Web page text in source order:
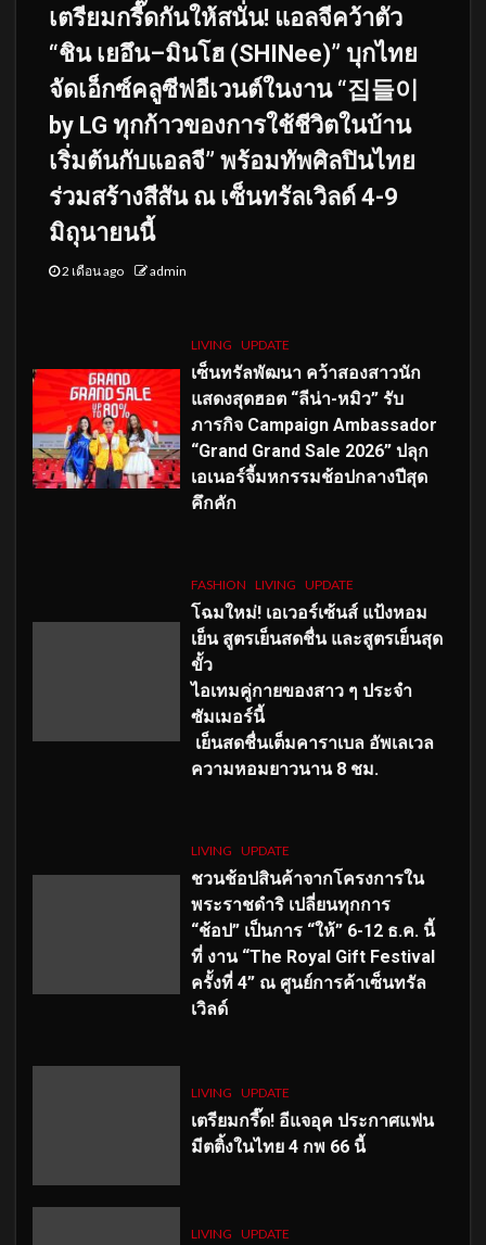
เตรียมกรี๊ดกันให้สนั่น! แอลจีคว้าตัว
“ชิน เยอึน–มินโฮ (SHINee)” บุกไทย
จัดเอ็กซ์คลูซีฟอีเวนต์ในงาน “집들이
by LG ทุกก้าวของการใช้ชีวิตในบ้าน
เริ่มต้นกับแอลจี” พร้อมทัพศิลปินไทย
ร่วมสร้างสีสัน ณ เซ็นทรัลเวิลด์ 4-9
มิถุนายนนี้
2 เดือน ago admin
LIVING UPDATE
เซ็นทรัลพัฒนา คว้าสองสาวนัก
แสดงสุดฮอต “ลีน่า-หมิว” รับ
ภารกิจ Campaign Ambassador
“Grand Grand Sale 2026” ปลุก
เอเนอร์จี้มหกรรมช้อปกลางปีสุด
คึกคัก
FASHION LIVING UPDATE
โฉมใหม่! เอเวอร์เซ้นส์ แป้งหอม
เย็น สูตรเย็นสดชื่น และสูตรเย็นสุด
ขั้ว
ไอเทมคู่กายของสาว ๆ ประจำ
ซัมเมอร์นี้
เย็นสดชื่นเต็มคาราเบล อัพเลเวล
ความหอมยาวนาน 8 ชม.
LIVING UPDATE
ชวนช้อปสินค้าจากโครงการใน
พระราชดำริ เปลี่ยนทุกการ
“ช้อป” เป็นการ “ให้” 6-12 ธ.ค. นี้
ที่ งาน “The Royal Gift Festival
ครั้งที่ 4” ณ ศูนย์การค้าเซ็นทรัล
เวิลด์
LIVING UPDATE
เตรียมกรี๊ด! อีแจอุค ประกาศแฟน
มีตติ้งในไทย 4 กพ 66 นี้
LIVING UPDATE